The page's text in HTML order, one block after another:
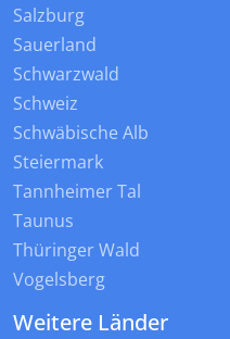
Salzburg
Sauerland
Schwarzwald
Schweiz
Schwäbische Alb
Steiermark
Tannheimer Tal
Taunus
Thüringer Wald
Vogelsberg
Weitere Länder